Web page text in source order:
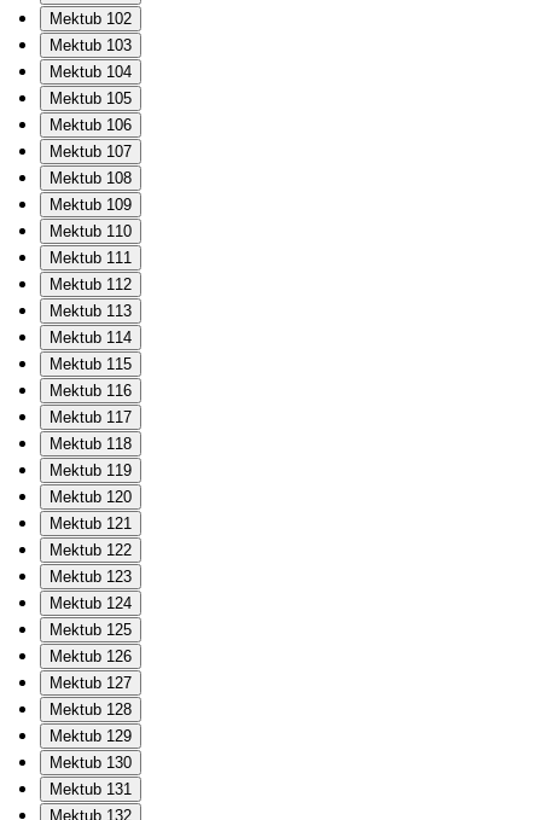
Mektub 102
Mektub 103
Mektub 104
Mektub 105
Mektub 106
Mektub 107
Mektub 108
Mektub 109
Mektub 110
Mektub 111
Mektub 112
Mektub 113
Mektub 114
Mektub 115
Mektub 116
Mektub 117
Mektub 118
Mektub 119
Mektub 120
Mektub 121
Mektub 122
Mektub 123
Mektub 124
Mektub 125
Mektub 126
Mektub 127
Mektub 128
Mektub 129
Mektub 130
Mektub 131
Mektub 132